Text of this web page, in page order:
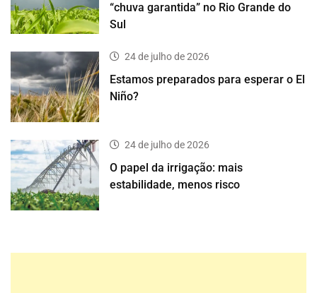
“chuva garantida” no Rio Grande do
Sul
24 de julho de 2026
Estamos preparados para esperar o El
Niño?
24 de julho de 2026
O papel da irrigação: mais
estabilidade, menos risco